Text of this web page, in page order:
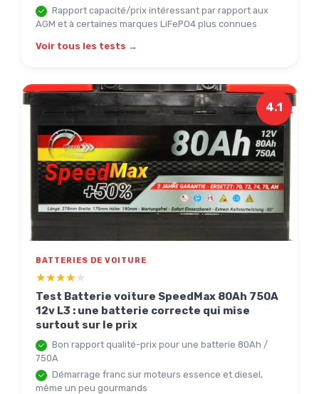
Rapport capacité/prix intéressant par rapport aux
AGM et à certaines marques LiFePO4 plus connues
Voir tous les tests →
4.1
BATTERIES DE VOITURE
★★★★★
★★★★★
Test Batterie voiture SpeedMax 80Ah 750A
12v L3 : une batterie correcte qui mise
surtout sur le prix
Bon rapport qualité-prix pour une batterie 80Ah /
750A
Démarrage franc sur moteurs essence et diesel,
même un peu gourmands